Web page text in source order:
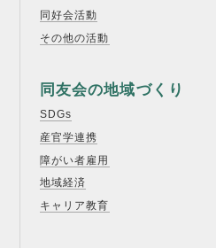
同好会活動
その他の活動
同友会の地域づくり
SDGs
産官学連携
障がい者雇用
地域経済
キャリア教育